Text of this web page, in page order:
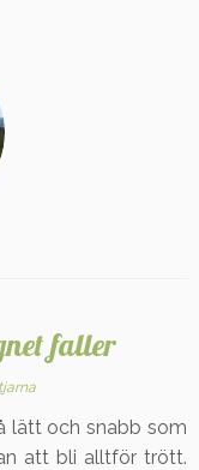
faller
lätt och snabb som
att bli alltför trött.